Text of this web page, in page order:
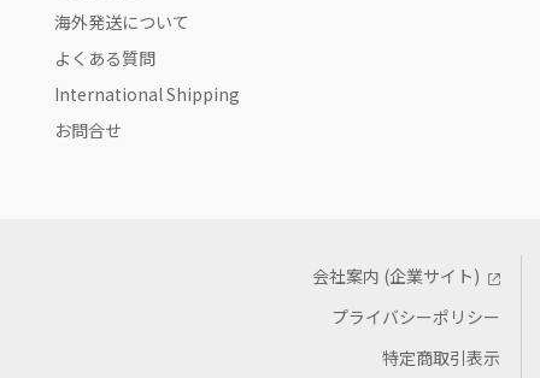
海外発送について
よくある質問
International Shipping
お問合せ
会社案内 (企業サイト)
プライバシーポリシー
特定商取引表示